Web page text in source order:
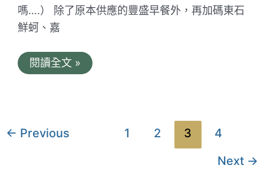
嗎….） 除了原本供應的豐盛早餐外，再加碼東石
鮮蚵、嘉
嘉
義
店
閱讀全文 »
文
← Previous 1 2 3
4
Next →